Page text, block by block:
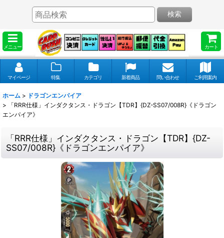
メニュー カート
検索
マイページ 特集 カテゴリ 新着商品 問い合わせ ご利用案内
ホーム > ドラゴンエンパイア
>
「RRR仕様」インダクタンス・ドラゴン【TDR】{DZ-SS07/008R}《ドラゴン
エンパイア》
「RRR仕様」インダクタンス・ドラゴン【TDR】{DZ-
SS07/008R}《ドラゴンエンパイア》